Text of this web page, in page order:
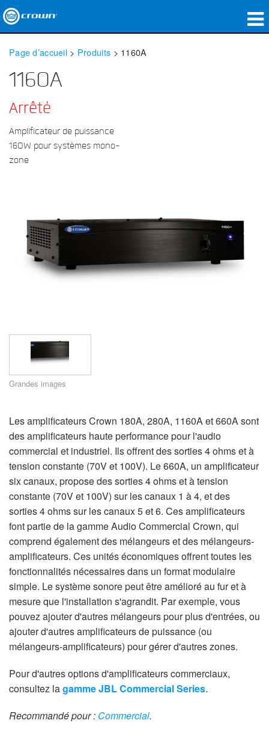
Applications
Audio en réseau
Où acheter
Études de cas
Support
Langue/Région
Page d’accueil > Produits > 1160A
1160A
Arrêté
Amplificateur de puissance
160W pour systèmes mono-
zone
Grandes images
Les amplificateurs Crown 180A, 280A, 1160A et 660A sont
des amplificateurs haute performance pour l'audio
commercial et industriel. Ils offrent des sorties 4 ohms et à
tension constante (70V et 100V). Le 660A, un amplificateur
six canaux, propose des sorties 4 ohms et à tension
constante (70V et 100V) sur les canaux 1 à 4, et des
sorties 4 ohms sur les canaux 5 et 6. Ces amplificateurs
font partie de la gamme Audio Commercial Crown, qui
comprend également des mélangeurs et des mélangeurs-
amplificateurs. Ces unités économiques offrent toutes les
fonctionnalités nécessaires dans un format modulaire
simple. Le système sonore peut être amélioré au fur et à
mesure que l'installation s'agrandit. Par exemple, vous
pouvez ajouter d'autres mélangeurs pour plus d'entrées, ou
ajouter d'autres amplificateurs de puissance (ou
mélangeurs-amplificateurs) pour gérer d'autres zones.
Pour d'autres options d'amplificateurs commerciaux,
consultez lagamme JBL Commercial Series.
Recommandé pour : Commercial.